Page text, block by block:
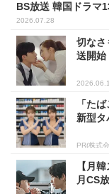
BS放送 韓国ドラマ
2026.07.28
切なさ
送開始
「た
新型タ
PR(株式
【月
月CS